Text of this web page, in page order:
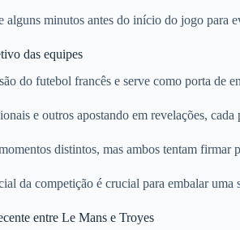
alguns minutos antes do início do jogo para
das equipes
do futebol francês e serve como porta de
e outros apostando em revelações,
distintos, mas ambos tentam firmar
da competição é crucial para embalar
entre Le Mans e Troyes